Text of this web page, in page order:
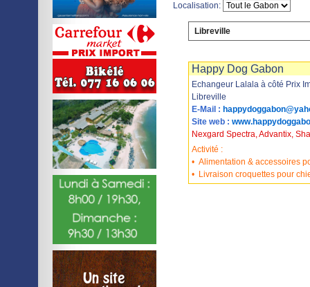
Localisation:
Libreville
Happy Dog Gabon
Echangeur Lalala à côté Prix
Libreville
E-Mail :
Site web :
Nexgard Spectra, Advantix,
Activité :
• Alimentation & accessoires
• Livraison croquettes pour